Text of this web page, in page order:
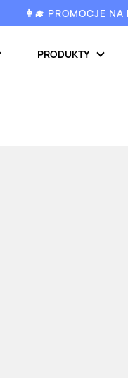
👩‍🎓 PROMOCJE
PRODUKTY